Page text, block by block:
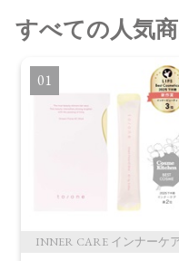
すべての人気
1
INNER CARE インナーケ